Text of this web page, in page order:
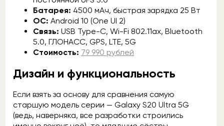
Батарея: 4500 мАч, быстрая зарядка 25 Вт
ОС: Android 10 (One UI 2)
Связь: USB Type-C, Wi-Fi 802.11ax, Bluetooth
5.0, ГЛОНАСС, GPS, LTE, 5G
Стоимость: 79 990 рублей
Дизайн и функциональность
Если взять за основу для сравнения самую
старшую модель серии — Galaxy S20 Ultra 5G
(ведь, наверняка, все разработки строились